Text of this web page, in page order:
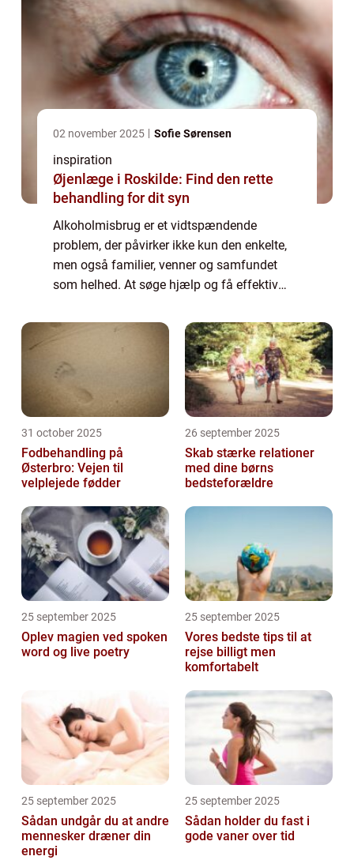
02 november 2025 Sofie Sørensen
inspiration
Øjenlæge i Roskilde: Find den rette
behandling for dit syn
Alkoholmisbrug er et vidtspændende
problem, der påvirker ikke kun den enkelte,
men også familier, venner og samfundet
som helhed. At søge hjælp og få effektiv
at bryde afhængighedens destruktive
mønstre. I den...
31 october 2025
Fodbehandling på
Østerbro: Vejen til
velplejede fødder
26 september 2025
Skab stærke relationer
med dine børns
bedsteforældre
25 september 2025
Oplev magien ved spoken
word og live poetry
25 september 2025
Vores bedste tips til at
rejse billigt men
komfortabelt
25 september 2025
Sådan undgår du at andre
mennesker dræner din
energi
25 september 2025
Sådan holder du fast i
gode vaner over tid